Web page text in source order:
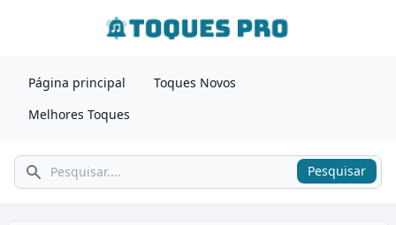
Página principal
Toques Novos
Melhores Toques
Pesquisar Pesquisar